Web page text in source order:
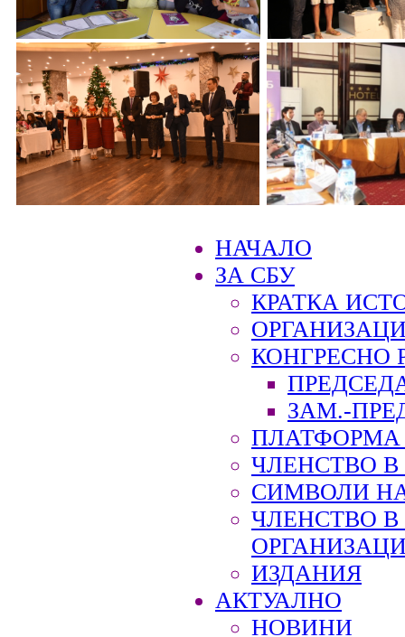
НАЧАЛО
ЗА СБУ
КРАТКА
КОНГРЕСНО
ЗАМ.-
ПЛАТФОРМА
ЧЛЕНСТВО В
СИМВОЛИ
ЧЛЕНСТВО
ИЗДАНИЯ
АКТУАЛНО
НОВИНИ